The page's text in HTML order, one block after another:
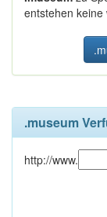
entstehen keine
.museum
http://www.